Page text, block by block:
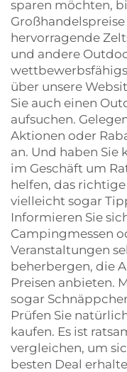
sparen möchten,
hervorragende
und andere
über unsere
Sie auch einen
aufsuchen.
Aktionen oder
an. Und haben Sie
im Geschäft um
helfen, das
vielleicht sogar
Informieren Sie
Campingmessen
Veranstaltungen
beherbergen, die
Preisen anbieten.
sogar
Prüfen Sie
kaufen. Es ist
vergleichen, um
besten Deal